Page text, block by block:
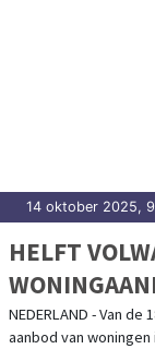
14 oktober 2025,
HELFT
NEDERLAND - Van
aanbod van